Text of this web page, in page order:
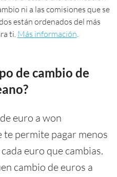
ni a las comisiones que se
están ordenados del más
ti. Más información
de cambio de
euro a won
te permite pagar menos
euro que cambias.
cambio de euros a